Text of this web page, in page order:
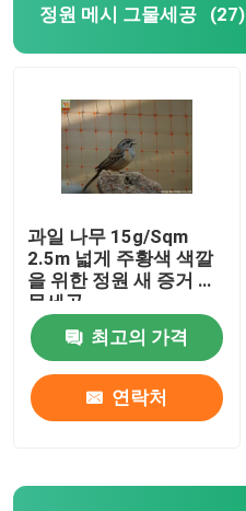
정원 메시 그물세공 (27)
과일 나무 15g/Sqm
2.5m 넓게 주황색 색깔
을 위한 정원 새 증거 그
물세공
최고의 가격
연락처